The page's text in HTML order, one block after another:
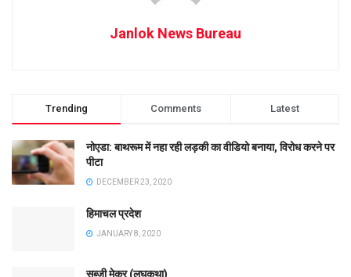
Janlok News Bureau
Trending Comments Latest
नोएडा: बाथरूम में नहा रही लड़की का वीडियो बनाया, विरोध करने पर
पीटा
DECEMBER 23, 2020
हिमाचल प्रदेश
JANUARY 8, 2020
सब्ज़ी मेकर (लघुकथा)